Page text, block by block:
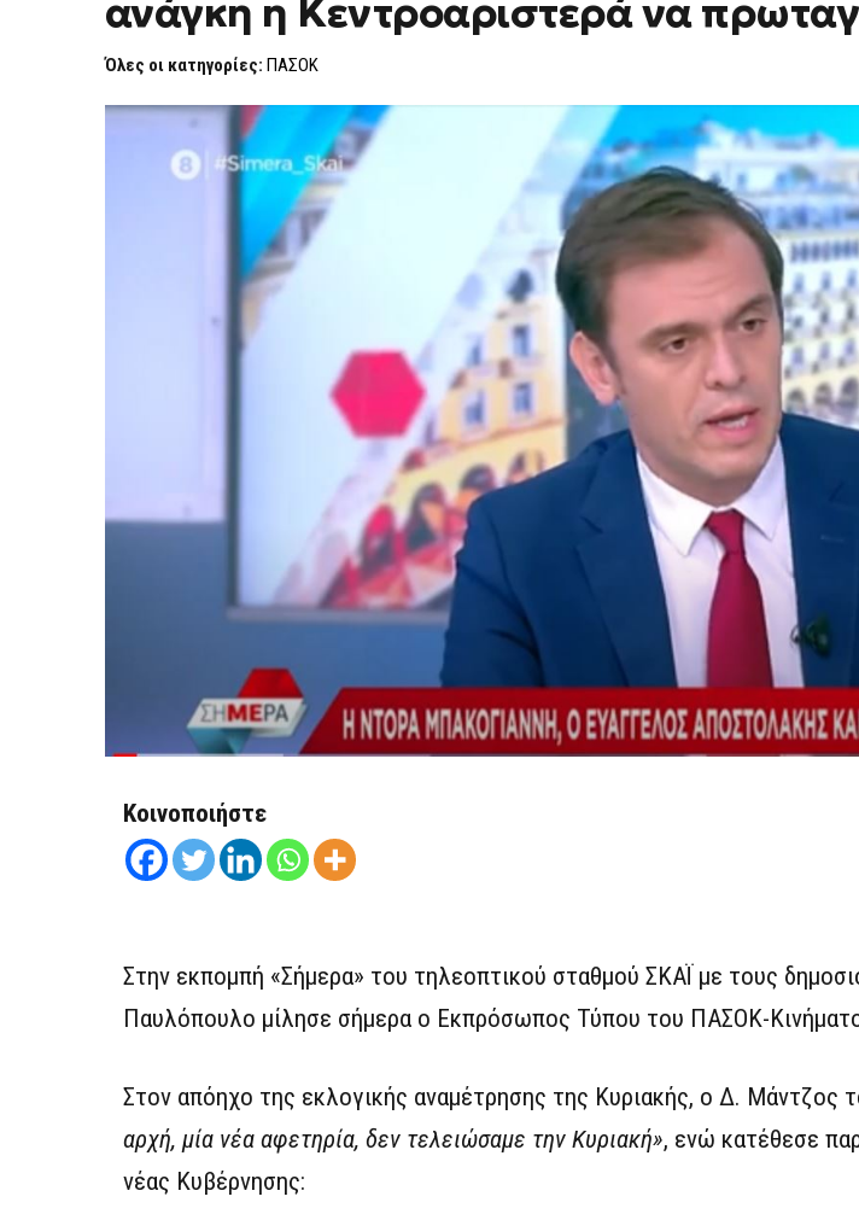
ανάγκη η Κεντροαριστερά να
Όλες οι κατηγορίες: ΠΑΣΟΚ
Κοινοποιήστε
Στην εκπομπή «Σήμερα» του τηλεοπτικού σταθμού ΣΚΑΪ με τους
Παυλόπουλο μίλησε σήμερα ο Εκπρόσωπος Τύπου του ΠΑΣΟΚ-
Στον απόηχο της εκλογικής αναμέτρησης της Κυριακής, ο Δ. Μάντζος
αρχή, μία νέα αφετηρία, δεν τελειώσαμε την Κυριακή», ενώ κατέθεσε
νέας Κυβέρνησης: